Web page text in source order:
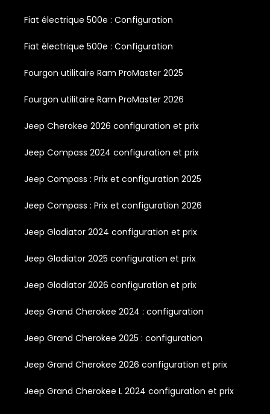
Fiat électrique 500e : Configuration
Fiat électrique 500e : Configuration
Fourgon utilitaire Ram ProMaster 2025
Fourgon utilitaire Ram ProMaster 2026
Jeep Cherokee 2026 configuration et prix
Jeep Compass 2024 configuration et prix
Jeep Compass : Prix et configuration 2025
Jeep Compass : Prix et configuration 2026
Jeep Gladiator 2024 configuration et prix
Jeep Gladiator 2025 configuration et prix
Jeep Gladiator 2026 configuration et prix
Jeep Grand Cherokee 2024 : configuration
Jeep Grand Cherokee 2025 : configuration
Jeep Grand Cherokee 2026 configuration et prix
Jeep Grand Cherokee L 2024 configuration et prix